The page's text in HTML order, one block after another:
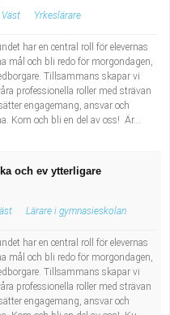
Yrkeslärare
har en central roll för elevernas
mål och bli redo för morgondagen,
Tillsammans skapar vi
professionella roller med strävan
engagemang, ansvar och
Kom och bli en del av oss! Är...
och ev ytterligare
Lärare i gymnasieskolan
har en central roll för elevernas
mål och bli redo för morgondagen,
Tillsammans skapar vi
professionella roller med strävan
engagemang, ansvar och